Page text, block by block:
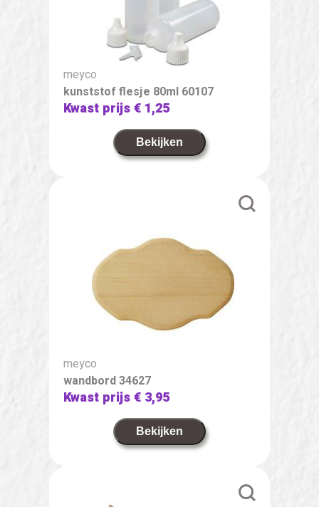
meyco
kunststof flesje 80ml 60107
Kwast prijs€ 1,25
Bekijken
meyco
wandbord 34627
Kwast prijs€ 3,95
Bekijken